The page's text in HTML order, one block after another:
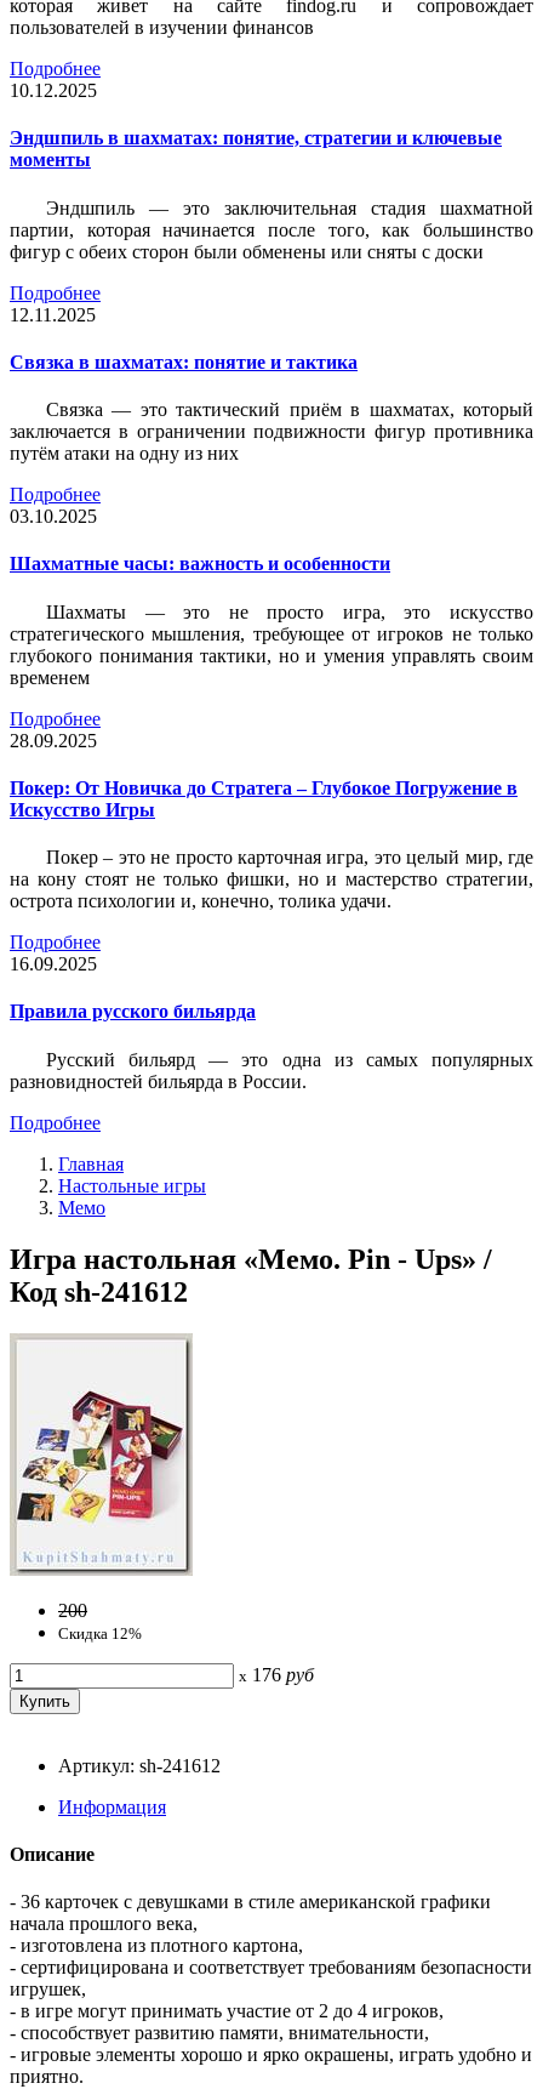
которая живет на сайте findog.ru и сопровождает
пользователей в изучении финансов
Подробнее
10.12.2025
Эндшпиль в шахматах: понятие, стратегии и ключевые
моменты
Эндшпиль — это заключительная стадия шахматной
партии, которая начинается после того, как большинство
фигур с обеих сторон были обменены или сняты с доски
Подробнее
12.11.2025
Связка в шахматах: понятие и тактика
Связка — это тактический приём в шахматах, который
заключается в ограничении подвижности фигур противника
путём атаки на одну из них
Подробнее
03.10.2025
Шахматные часы: важность и особенности
Шахматы — это не просто игра, это искусство
стратегического мышления, требующее от игроков не только
глубокого понимания тактики, но и умения управлять своим
временем
Подробнее
28.09.2025
Покер: От Новичка до Стратега – Глубокое Погружение в
Искусство Игры
Покер – это не просто карточная игра, это целый мир, где
на кону стоят не только фишки, но и мастерство стратегии,
острота психологии и, конечно, толика удачи.
Подробнее
16.09.2025
Правила русского бильярда
Русский бильярд — это одна из самых популярных
разновидностей бильярда в России.
Подробнее
Главная
Настольные игры
Мемо
Игра настольная «Мемо. Pin - Ups» /
Код sh-241612
200
Скидка 12%
x 176 руб
Артикул: sh-241612
Информация
Описание
- 36 карточек с девушками в стиле американской графики
начала прошлого века,
- изготовлена из плотного картона,
- сертифицирована и соответствует требованиям безопасности
игрушек,
- в игре могут принимать участие от 2 до 4 игроков,
- способствует развитию памяти, внимательности,
- игровые элементы хорошо и ярко окрашены, играть удобно и
приятно.